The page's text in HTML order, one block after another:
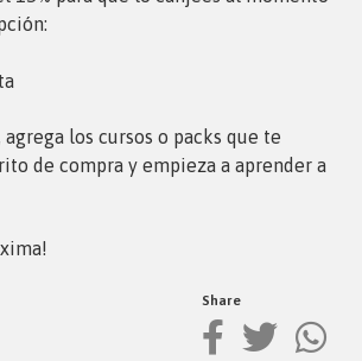
, agrega los cursos o packs que te
de compra y empieza a aprender a
Share